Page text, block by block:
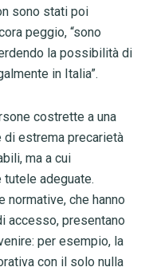
sono stati poi
peggio, “sono
la possibilità di
in Italia”.
costrette a una
estrema precarietà
ma a cui
tutele adeguate.
normative, che hanno
accesso, presentano
per esempio, la
con il solo nulla